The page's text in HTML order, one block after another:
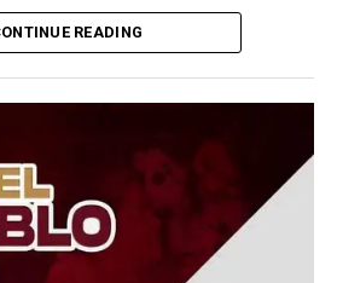
la ampliación del sistema de
de Campuzano. También
la pavimentación de calles y
como El Zangarro, Molineros,
la zona de El Cubo, asegurando
para mejorar la
de habitantes.
los antorchistas insistieron en
una mesa de diálogo con el
READING